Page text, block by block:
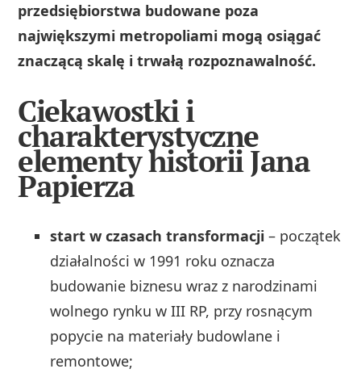
przedsiębiorstwa budowane poza
największymi metropoliami mogą osiągać
znaczącą skalę i trwałą rozpoznawalność.
Ciekawostki i
charakterystyczne
elementy historii Jana
Papierza
start w czasach transformacji – początek
działalności w 1991 roku oznacza
budowanie biznesu wraz z narodzinami
wolnego rynku w III RP, przy rosnącym
popycie na materiały budowlane i
remontowe;